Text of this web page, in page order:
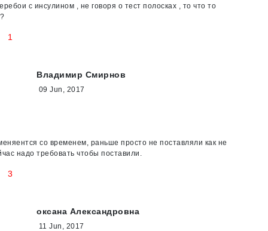
с инсулином , не говоря о тест полосках , то что то
1
Владимир Смирнов
09 Jun, 2017
со временем, раньше просто не поставляли как не
надо требовать чтобы поставили.
3
оксана Александровна
11 Jun, 2017